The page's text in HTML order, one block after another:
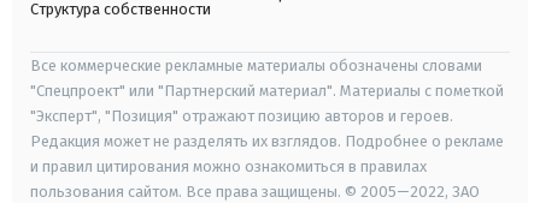
Структура собственности
Все коммерческие рекламные материалы обозначены словами
"Спецпроект" или "Партнерский материал". Материалы с пометкой
"Эксперт", "Позиция" отражают позицию авторов и героев.
Редакция может не разделять их взглядов. Подробнее о рекламе
и правил цитирования можно ознакомиться в правилах
пользования сайтом. Все права защищены. © 2005—2022, ЗАО